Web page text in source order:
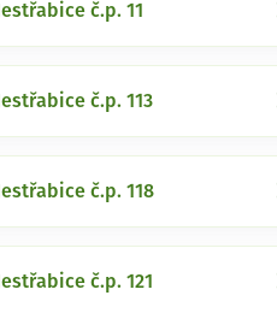
Jestřabice č.p. 11
Jestřabice č.p. 113
Jestřabice č.p. 118
Jestřabice č.p. 121